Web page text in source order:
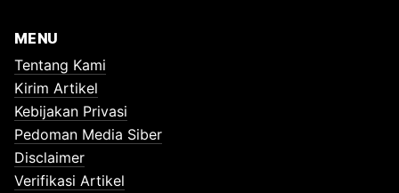
MENU
Tentang Kami
Kirim Artikel
Kebijakan Privasi
Pedoman Media Siber
Disclaimer
Verifikasi Artikel